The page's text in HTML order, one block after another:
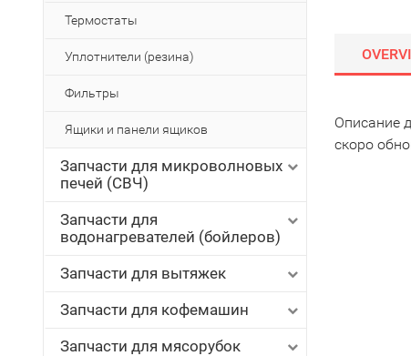
Термостаты
Уплотнители (резина)
Фильтры
Ящики и панели ящиков
Запчасти для микроволновых
печей (СВЧ)
Запчасти для
водонагревателей (бойлеров)
Запчасти для вытяжек
Запчасти для кофемашин
Запчасти для мясорубок
Описание
скоро